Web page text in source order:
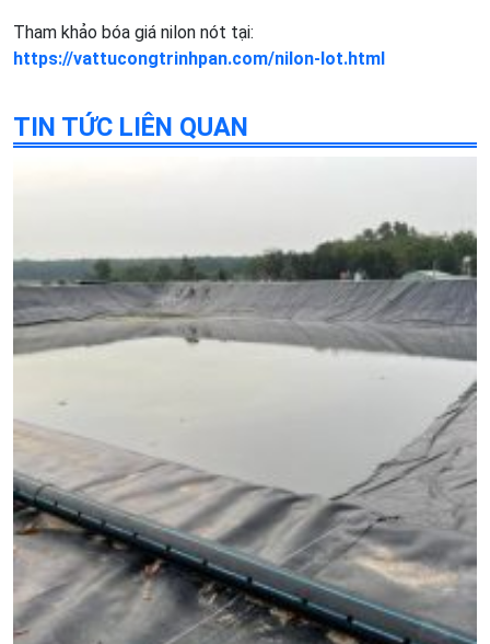
Tham khảo bóa giá nilon nót tại:
https://vattucongtrinhpan.com/nilon-lot.html
TIN TỨC LIÊN QUAN